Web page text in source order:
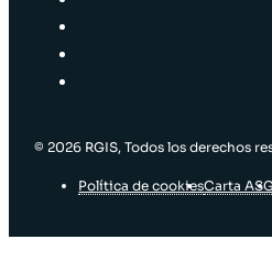
© 2026 RGIS, Todos los derechos
Política de cookiesCarta